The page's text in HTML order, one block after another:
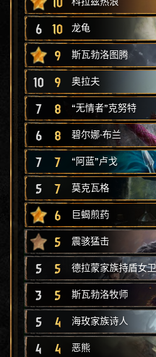
科拉兹热浪
6 10 龙龟
9 斯瓦勃洛图腾
10 9 奥拉夫
7 8 “无情者”克努特
6 8 碧尔娜·布兰
7 7 “阿蓝”卢戈
5 7 莫克瓦格
6 巨蝎煎药
5 震骇猛击
5 5 德拉蒙家族持盾女卫
3 5 斯瓦勃洛牧师
5 4 海玫家族诗人
4 4 恶熊